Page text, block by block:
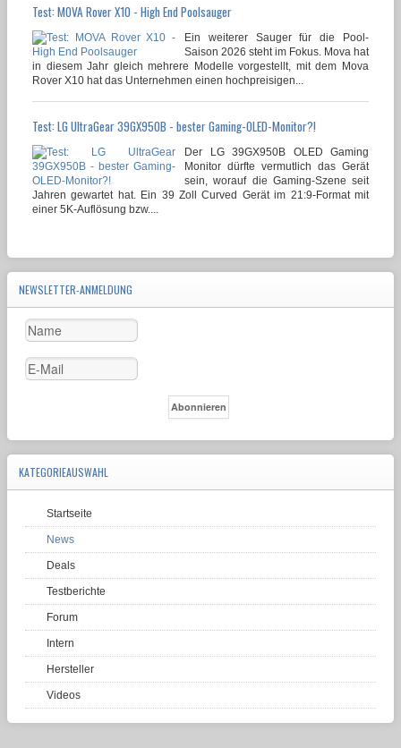
Test: MOVA Rover X10 - High End Poolsauger
Ein weiterer Sauger für die Pool-
Saison 2026 steht im Fokus. Mova hat
in diesem Jahr gleich mehrere Modelle vorgestellt, mit dem Mova
Rover X10 hat das Unternehmen einen hochpreisigen...
Test: LG UltraGear 39GX950B - bester Gaming-OLED-Monitor?!
Der LG 39GX950B OLED Gaming
Monitor dürfte vermutlich das Gerät
sein, worauf die Gaming-Szene seit
Jahren gewartet hat. Ein 39 Zoll Curved Gerät im 21:9-Format mit
einer 5K-Auflösung bzw....
NEWSLETTER-ANMELDUNG
KATEGORIEAUSWAHL
Startseite
News
Deals
Testberichte
Forum
Intern
Hersteller
Videos